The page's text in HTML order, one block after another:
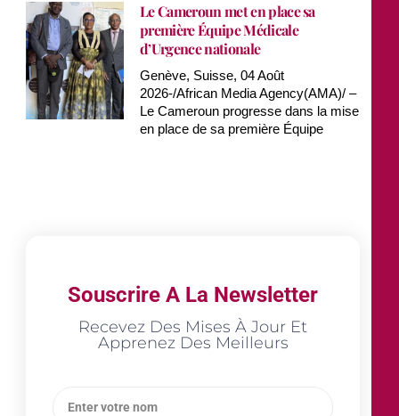
Le Cameroun met en place sa
première Équipe Médicale
d’Urgence nationale
Genève, Suisse, 04 Août
2026-/African Media Agency(AMA)/ –
Le Cameroun progresse dans la mise
en place de sa première Équipe
Souscrire A La Newsletter
Recevez Des Mises À Jour Et
Apprenez Des Meilleurs